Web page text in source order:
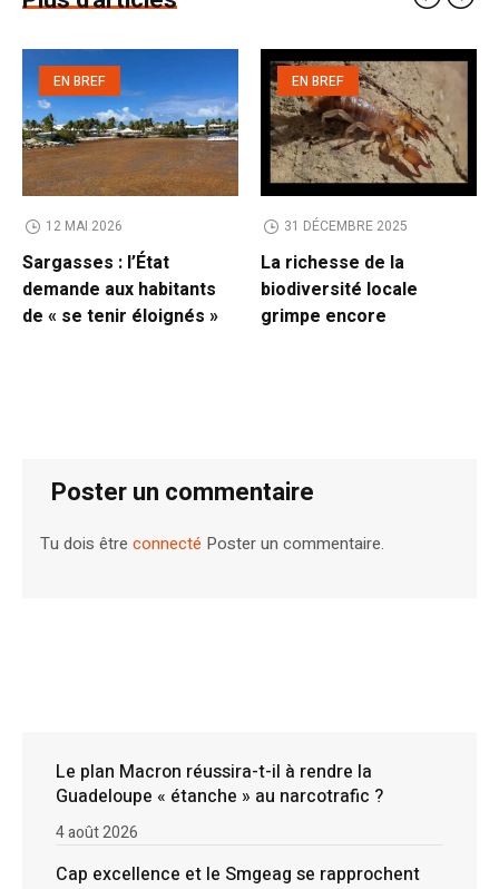
EN BREF
12 MAI 2026
Sargasses : l’État
demande aux habitants
de « se tenir éloignés »
EN BREF
31 DÉCEMBRE 2025
La richesse de la
biodiversité locale
grimpe encore
Poster un commentaire
Tu dois êtreconnecté Poster un commentaire.
Le plan Macron réussira-t-il à rendre la
Guadeloupe « étanche » au narcotrafic ?
4 août 2026
Cap excellence et le Smgeag se rapprochent